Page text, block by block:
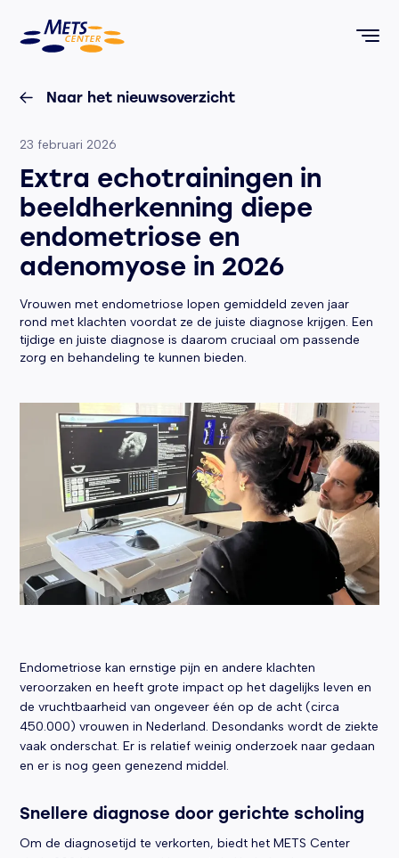
METS Center, terug naar de homepagina
Naar het nieuwsoverzicht
Geplaatst op:
23 februari 2026
Extra echotrainingen in
beeldherkenning diepe
endometriose en
adenomyose in 2026
Vrouwen met endometriose lopen gemiddeld zeven jaar
rond met klachten voordat ze de juiste diagnose krijgen. Een
tijdige en juiste diagnose is daarom cruciaal om passende
zorg en behandeling te kunnen bieden.
Endometriose kan ernstige pijn en andere klachten
veroorzaken en heeft grote impact op het dagelijks leven en
de vruchtbaarheid van ongeveer één op de acht (circa
450.000) vrouwen in Nederland. Desondanks wordt de ziekte
vaak onderschat. Er is relatief weinig onderzoek naar gedaan
en er is nog geen genezend middel.
Snellere diagnose door gerichte scholing
Om de diagnosetijd te verkorten, biedt het METS Center